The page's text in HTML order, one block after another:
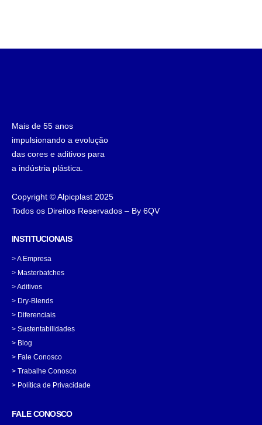
Mais de 55 anos
impulsionando a evolução
das cores e aditivos para
a indústria plástica.
Copyright © Alpicplast 2025
Todos os Direitos Reservados – By 6QV
INSTITUCIONAIS
>A Empresa
> Masterbatches
>Aditivos
> Dry-Blends
> Diferenciais
> Sustentabilidades
> Blog
> Fale Conosco
> Trabalhe Conosco
> Política de Privacidade
FALE CONOSCO